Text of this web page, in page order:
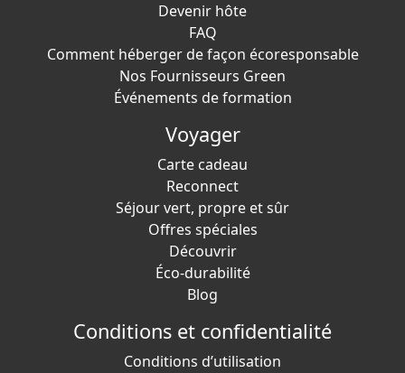
Devenir hôte
FAQ
Comment héberger de façon écoresponsable
Nos Fournisseurs Green
Événements de formation
Voyager
Carte cadeau
Reconnect
Séjour vert, propre et sûr
Offres spéciales
Découvrir
Éco-durabilité
Blog
Conditions et confidentialité
Conditions d’utilisation